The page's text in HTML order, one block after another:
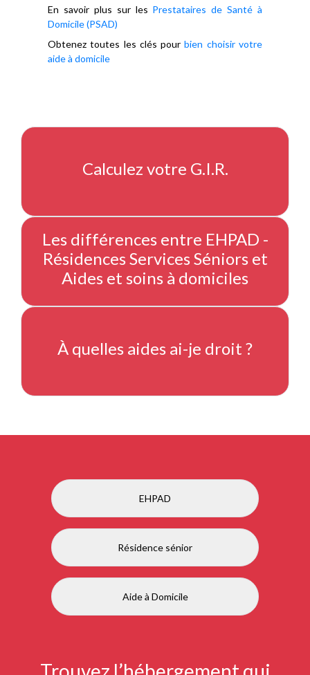
En savoir plus sur les Prestataires de Santé à
Domicile (PSAD)
Obtenez toutes les clés pourbien choisir votre
aide à domicile
Calculez votre G.I.R.
Les différences entre EHPAD -
Résidences Services Séniors et
Aides et soins à domiciles
À quelles aides ai-je droit ?
EHPAD
Résidence sénior
Aide à Domicile